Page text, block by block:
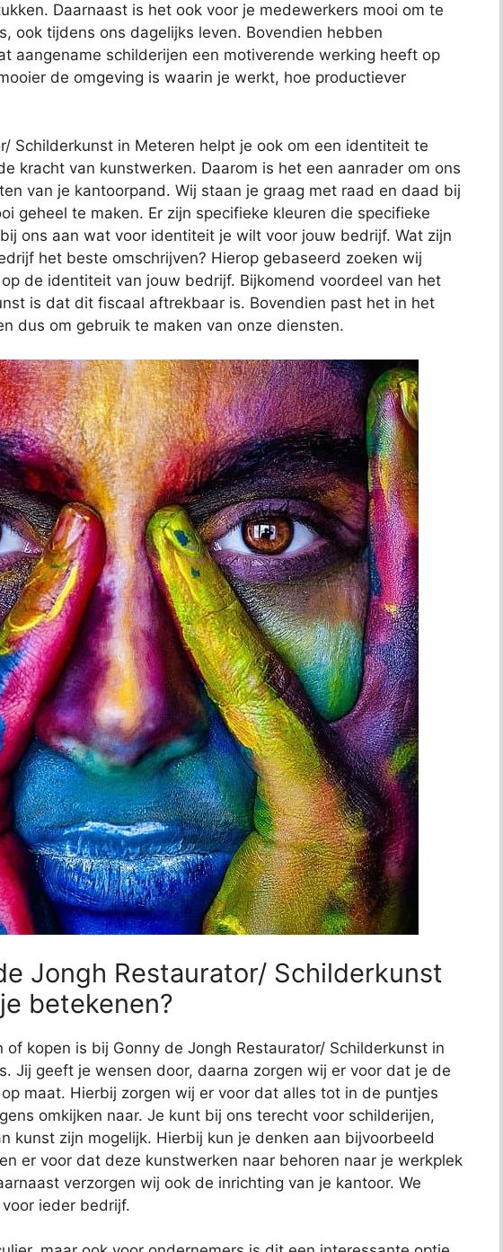
Daarnaast is het ook voor je medewerkers mooi om te
ook tijdens ons dagelijks leven. Bovendien hebben
aangename schilderijen een motiverende werking heeft op
de omgeving is waarin je werkt, hoe productiever
Schilderkunst in Meteren helpt je ook om een identiteit te
kracht van kunstwerken. Daarom is het een aanrader om ons
van je kantoorpand. Wij staan je graag met raad en daad bij
geheel te maken. Er zijn specifieke kleuren die specifieke
ons aan wat voor identiteit je wilt voor jouw bedrijf. Wat zijn
het beste omschrijven? Hierop gebaseerd zoeken wij
de identiteit van jouw bedrijf. Bijkomend voordeel van het
is dat dit fiscaal aftrekbaar is. Bovendien past het in het
dus om gebruik te maken van onze diensten.
Jongh Restaurator/ Schilderkunst
betekenen?
kopen is bij Gonny de Jongh Restaurator/ Schilderkunst in
Jij geeft je wensen door, daarna zorgen wij er voor dat je de
maat. Hierbij zorgen wij er voor dat alles tot in de puntjes
omkijken naar. Je kunt bij ons terecht voor schilderijen,
kunst zijn mogelijk. Hierbij kun je denken aan bijvoorbeeld
er voor dat deze kunstwerken naar behoren naar je werkplek
verzorgen wij ook de inrichting van je kantoor. We
ieder bedrijf.